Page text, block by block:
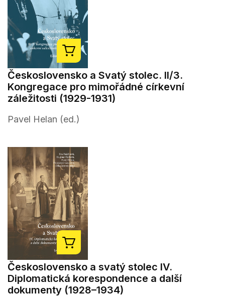
Československo a Svatý stolec. II/3.
Kongregace pro mimořádné církevní
záležitosti (1929-1931)
Pavel Helan (ed.)
Československo a svatý stolec IV.
Diplomatická korespondence a další
dokumenty (1928–1934)